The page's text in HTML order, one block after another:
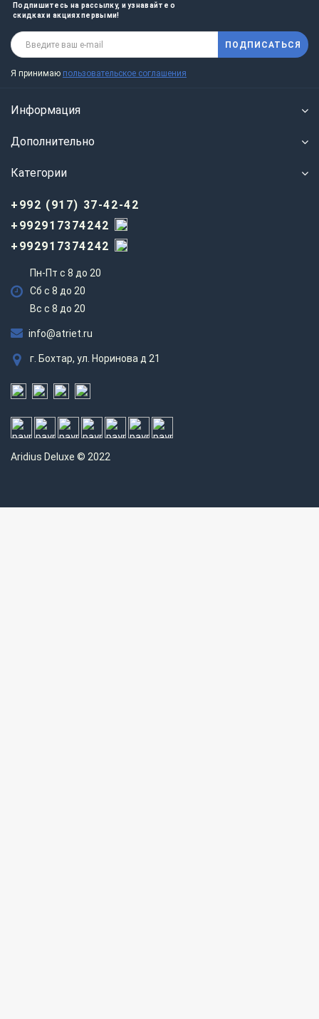
Подпишитесь на рассылку, и узнавайте о
скидках и акциях первыми!
ПОДПИСАТЬСЯ
Я принимаю пользовательское соглашения
Информация
Дополнительно
Категории
+992 (917) 37-42-42
+992917374242
+992917374242
Пн-Пт с 8 до 20
Сб с 8 до 20
Вс c 8 до 20
info@atriet.ru
г. Бохтар, ул. Норинова д 21
Aridius Deluxe © 2022